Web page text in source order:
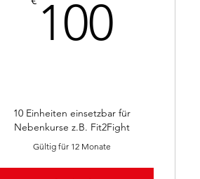
100
10 Einheiten einsetzbar für
Nebenkurse z.B. Fit2Fight
Gültig für 12 Monate